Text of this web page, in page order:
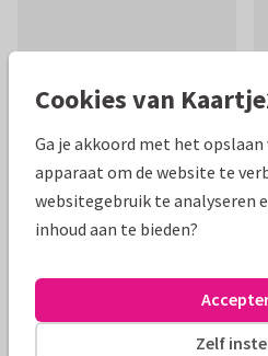
Mooie extra's bij je kaart
Cookies van
Ga je akkoord met het opslaan
apparaat om de website te
websitegebruik te analyseren
inhoud aan te bieden?
Zelf